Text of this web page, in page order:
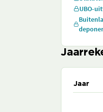
UBO-
Jaar